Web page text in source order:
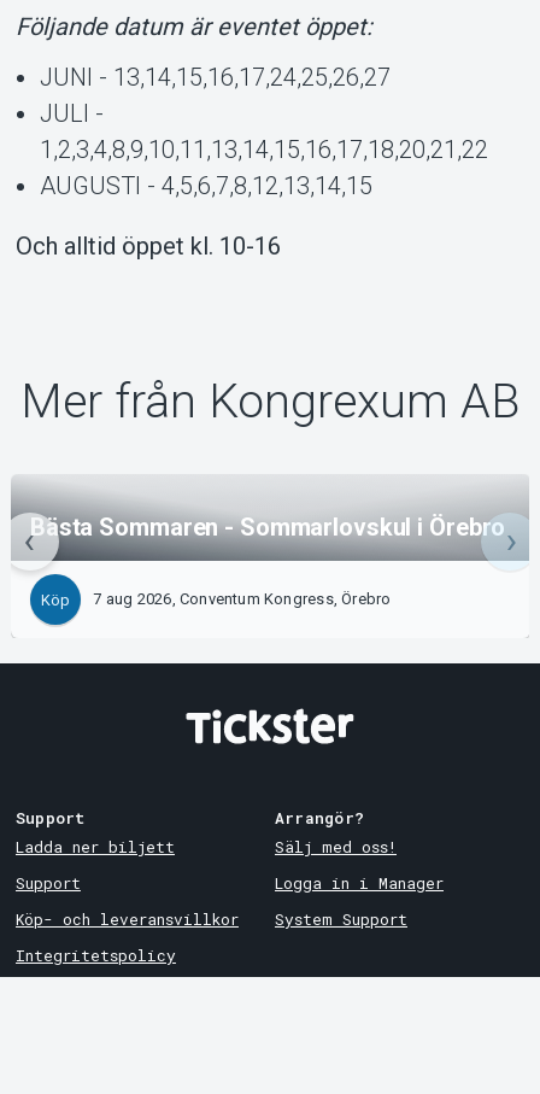
Följande datum är eventet öppet:
JUNI - 13,14,15,16,17,24,25,26,27
JULI -
1,2,3,4,8,9,10,11,13,14,15,16,17,18,20,21,22
AUGUSTI - 4,5,6,7,8,12,13,14,15
Och alltid öppet kl. 10-16
Mer från Kongrexum AB
Bästa Sommaren - Sommarlovskul i Örebro
Köp 7 aug 2026, Conventum Kongress, Örebro
Support
Ladda ner biljett
Support
Köp- och leveransvillkor
Integritetspolicy
Arrangör?
Sälj med oss!
Logga in i Manager
System Support